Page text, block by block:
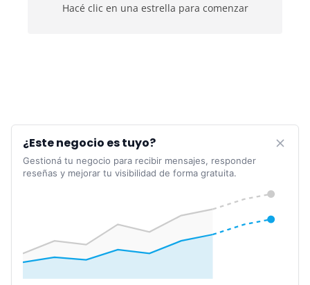
Hacé clic en una estrella para comenzar
¿Este negocio es tuyo?
Gestioná tu negocio para recibir mensajes, responder
reseñas y mejorar tu visibilidad de forma gratuita.